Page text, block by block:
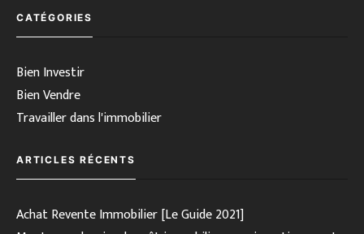
CATÉGORIES
Bien Investir
Bien Vendre
Travailler dans l'immobilier
ARTICLES RÉCENTS
Achat Revente Immobilier [Le Guide 2021]